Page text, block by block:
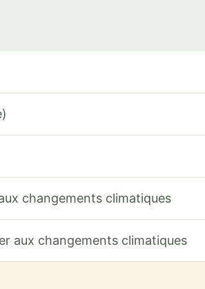
changements climatiques
aux changements climatiques